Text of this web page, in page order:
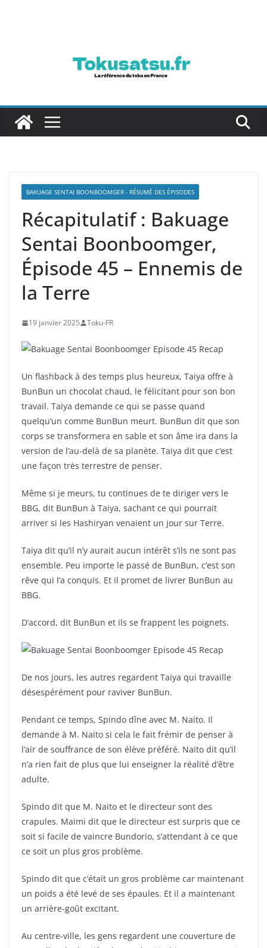
BAKUAGE SENTAI BOONBOOMGER - RÉSUMÉ DES ÉPISODES
Récapitulatif : Bakuage
Sentai Boonboomger,
Épisode 45 – Ennemis de
la Terre
19 janvier 2025 Toku-FR
Un flashback à des temps plus heureux, Taiya offre à
BunBun un chocolat chaud, le félicitant pour son bon
travail. Taiya demande ce qui se passe quand
quelqu’un comme BunBun meurt. BunBun dit que son
corps se transformera en sable et son âme ira dans la
version de l’au-delà de sa planète. Taiya dit que c’est
une façon très terrestre de penser.
Même si je meurs, tu continues de te diriger vers le
BBG, dit BunBun à Taiya, sachant ce qui pourrait
arriver si les Hashiryan venaient un jour sur Terre.
Taiya dit qu’il n’y aurait aucun intérêt s’ils ne sont pas
ensemble. Peu importe le passé de BunBun, c’est son
rêve qui l’a conquis. Et il promet de livrer BunBun au
BBG.
D’accord, dit BunBun et ils se frappent les poignets.
De nos jours, les autres regardent Taiya qui travaille
désespérément pour raviver BunBun.
Pendant ce temps, Spindo dîne avec M. Naito. Il
demande à M. Naito si cela le fait frémir de penser à
l’air de souffrance de son élève préféré. Naito dit qu’il
n’a rien fait de plus que lui enseigner la réalité d’être
adulte.
Spindo dit que M. Naito et le directeur sont des
crapules. Maimi dit que le directeur est surpris que ce
soit si facile de vaincre Bundorio, s’attendant à ce que
ce soit un plus gros problème.
Spindo dit que c’était un gros problème car maintenant
un poids a été levé de ses épaules. Et il a maintenant
un arrière-goût excitant.
Au centre-ville, les gens regardent une couverture de